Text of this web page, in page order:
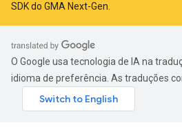
SDK do GMA Next-Gen
O Google usa tecnologia de IA na
idioma de preferência. As traduções